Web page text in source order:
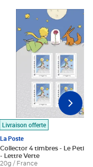
Livraison offerte
La Poste
Collector 4 timbres - Le Petit
- Lettre Verte
20g / France
Prix 7,50€